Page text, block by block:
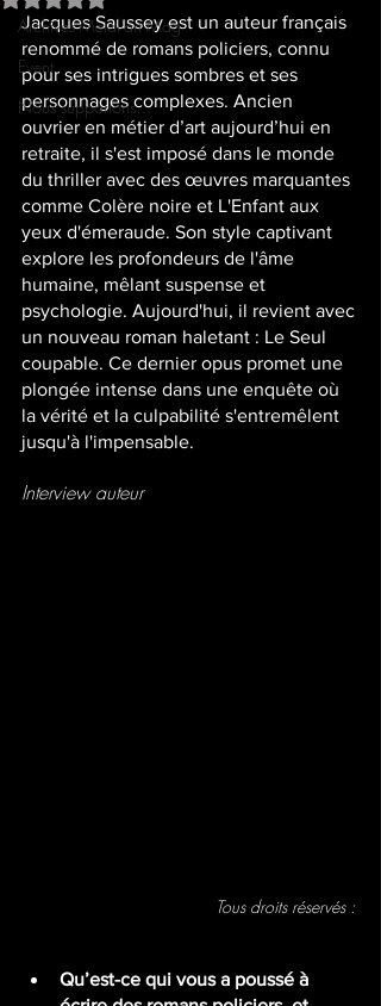
Archives Metal’art Mag
Event
Nous supportons…
Jacques Saussey est un auteur français
renommé de romans policiers, connu
pour ses intrigues sombres et ses
personnages complexes. Ancien
ouvrier en métier d’art aujourd’hui en
retraite, il s'est imposé dans le monde
du thriller avec des œuvres marquantes
comme Colère noire et L'Enfant aux
yeux d'émeraude. Son style captivant
explore les profondeurs de l'âme
humaine, mêlant suspense et
psychologie. Aujourd'hui, il revient avec
un nouveau roman haletant : Le Seul
coupable. Ce dernier opus promet une
plongée intense dans une enquête où
la vérité et la culpabilité s'entremêlent
jusqu'à l'impensable.
Interview auteur
Tous droits réservés :
Qu’est-ce qui vous a poussé à